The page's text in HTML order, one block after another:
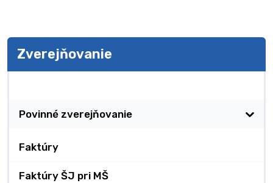
Zverejňovanie
Povinné zverejňovanie
Faktúry
Faktúry ŠJ pri MŠ